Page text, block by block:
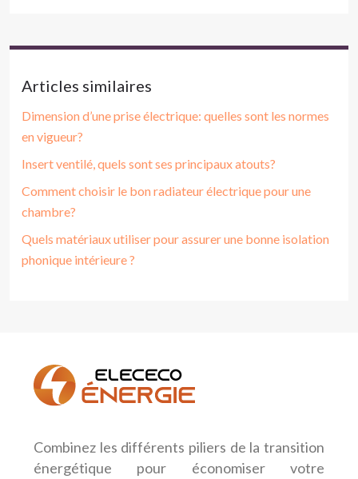
Articles similaires
Dimension d’une prise électrique: quelles sont les normes
en vigueur?
Insert ventilé, quels sont ses principaux atouts?
Comment choisir le bon radiateur électrique pour une
chambre?
Quels matériaux utiliser pour assurer une bonne isolation
phonique intérieure ?
Combinez les différents piliers de la transition
énergétique pour économiser votre